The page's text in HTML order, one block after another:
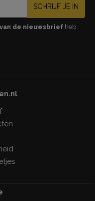
SCHRIJF JE IN
de nieuwsbrief heb